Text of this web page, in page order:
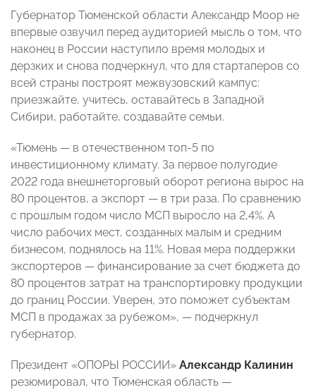
Губернатор Тюменской области Александр Моор не
впервые озвучил перед аудиторией мысль о том, что
наконец в России наступило время молодых и
дерзких и снова подчеркнул, что для стартаперов со
всей страны построят межвузовский кампус:
приезжайте, учитесь, оставайтесь в Западной
Сибири, работайте, создавайте семьи.
«Тюмень — в отечественном топ-5 по
инвестиционному климату. За первое полугодие
2022 года внешнеторговый оборот региона вырос на
80 процентов, а экспорт — в три раза. По сравнению
с прошлым годом число МСП выросло на 2,4%. А
число рабочих мест, созданных малым и средним
бизнесом, поднялось на 11%. Новая мера поддержки
экспортеров — финансирование за счет бюджета до
80 процентов затрат на транспортировку продукции
до границ России. Уверен, это поможет субъектам
МСП в продажах за рубежом», — подчеркнул
губернатор.
Президент «ОПОРЫ РОССИИ» Александр Калинин
резюмировал, что Тюменская область —